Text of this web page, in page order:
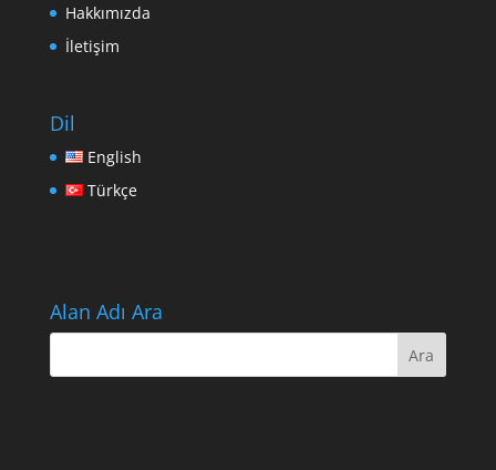
Hakkımızda
İletişim
Dil
English
Türkçe
Alan Adı Ara